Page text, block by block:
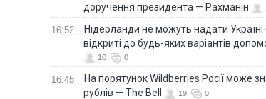
доручення президента — Рахманін
16:52
Нідерланди не можуть надати
відкриті до будь-яких варіантів
10 0
16:45
На порятунок Wildberries Росії може
рублів — The Bell
19 0